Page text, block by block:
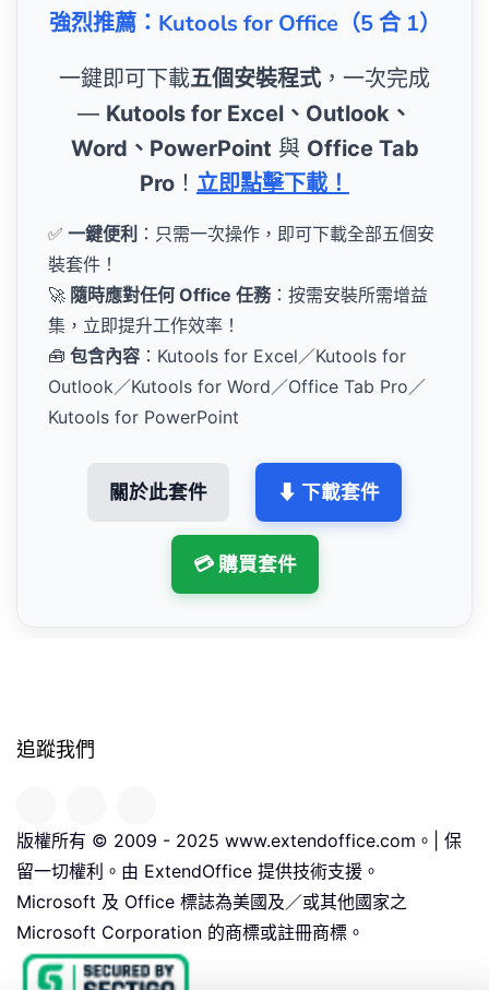
強烈推薦：Kutools for Office（5 合 1）
一鍵即可下載五個安裝程式 ，一次完成
— Kutools for Excel、Outlook、
Word、PowerPoint 與 Office Tab
Pro ！ 立即點擊下載！
✅ 一鍵便利 ：只需一次操作，即可下載全部五個安
裝套件！
🚀 隨時應對任何 Office 任務：按需安裝所需增益
集，立即提升工作效率！
🧰 包含內容 ：Kutools for Excel／Kutools for
Outlook／Kutools for Word／Office Tab Pro／
Kutools for PowerPoint
關於此套件 ⬇ 下載套件
💳 購買套件
追蹤我們
版權所有 © 2009 - 2025 www.extendoffice.com。| 保
留一切權利。由 ExtendOffice 提供技術支援。
Microsoft 及 Office 標誌為美國及／或其他國家之
Microsoft Corporation 的商標或註冊商標。